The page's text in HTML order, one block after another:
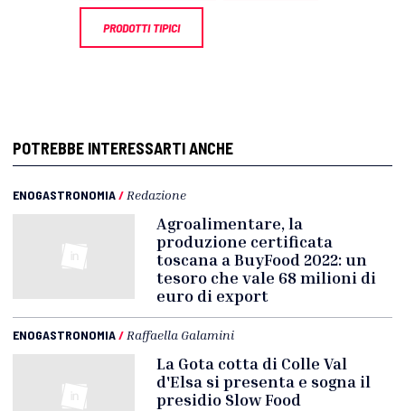
PRODOTTI TIPICI
POTREBBE INTERESSARTI ANCHE
ENOGASTRONOMIA/ Redazione
Agroalimentare, la
produzione certificata
toscana a BuyFood 2022: un
tesoro che vale 68 milioni di
euro di export
ENOGASTRONOMIA/ Raffaella Galamini
La Gota cotta di Colle Val
d'Elsa si presenta e sogna il
presidio Slow Food